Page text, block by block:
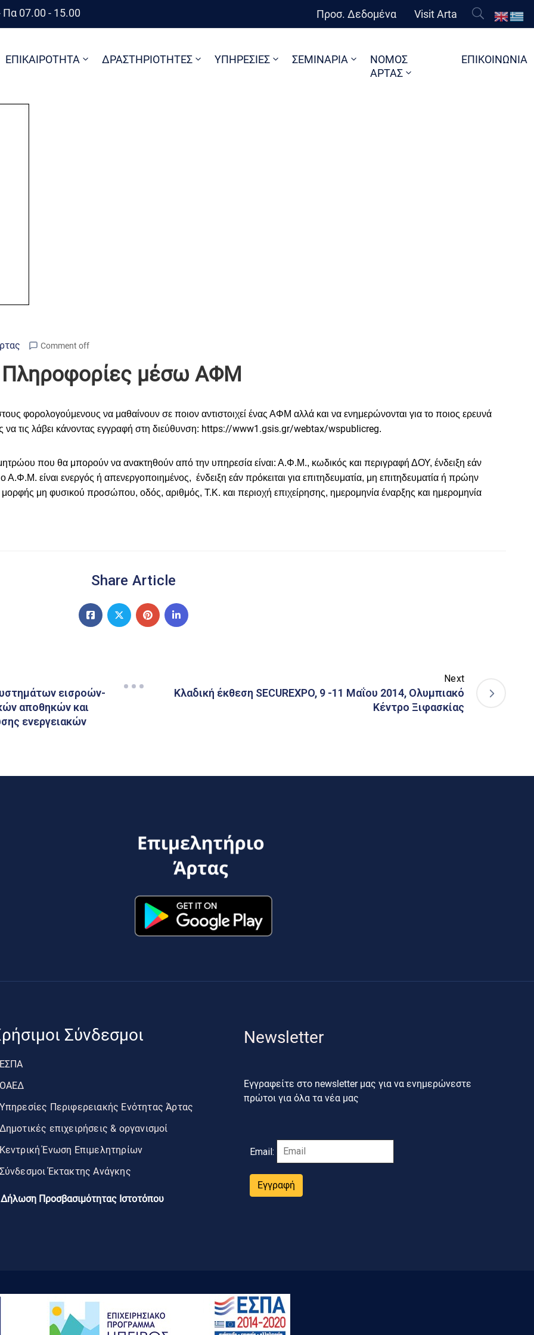
Πα 07.00 - 15.00 Προσ. Δεδομένα Visit Arta
ΕΠΙΚΑΙΡΟΤΗΤΑ ΔΡΑΣΤΗΡΙΟΤΗΤΕΣ ΥΠΗΡΕΣΙΕΣ ΣΕΜΙΝΑΡΙΑ
ΝΟΜΟΣ
ΑΡΤΑΣ
ΕΠΙΚΟΙΝΩΝΙΑ
Comment off
Πληροφορίες μέσω ΑΦΜ
φορολογούμενους να μαθαίνουν σε ποιον αντιστοιχεί ένας ΑΦΜ αλλά και να ενημερώνονται για το ποιος ερευνά
να τις λάβει κάνοντας εγγραφή στη διεύθυνση: https://www1.gsis.gr/webtax/wspublicreg.
που θα μπορούν να ανακτηθούν από την υπηρεσία είναι: Α.Φ.Μ., κωδικός και περιγραφή ΔΟΥ, ένδειξη εάν
είναι ενεργός ή απενεργοποιημένος, ένδειξη εάν πρόκειται για επιτηδευματία, μη επιτηδευματία ή πρώην
μορφής μη φυσικού προσώπου, οδός, αριθμός, Τ.Κ. και περιοχή επιχείρησης, ημερομηνία έναρξης και ημερομηνία
Share Article
εισροών-
αποθηκών και
ενεργειακών
Next
Kλαδική έκθεση SECUREXPO, 9 -11 Μαΐου 2014, Ολυμπιακό
Κέντρο Ξιφασκίας
Σύνδεσμοι
Περιφερειακής Ενότητας Άρτας
επιχειρήσεις & οργανισμοί
Ένωση Επιμελητηρίων
Έκτακτης Ανάγκης
Δήλωση Προσβασιμότητας Ιστοτόπου
Newsletter
Εγγραφείτε στο newsletter μας για να ενημερώνεστε
πρώτοι για όλα τα νέα μας
Email:
Εγγραφή